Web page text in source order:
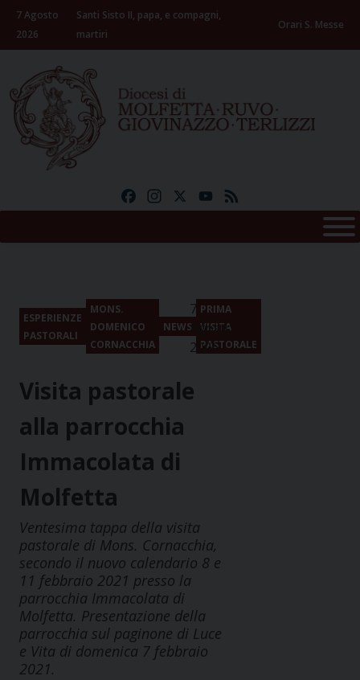
Skip
content
7 Agosto
2026
Santi Sisto II, papa, e compagni,
martiri
Orari S. Messe
FacebookInstagramYouTube
ESPERIENZE
PASTORALI
MONS.
DOMENICO
CORNACCHIA
NEWS
PRIMA
VISITA
PASTORALE
7
Agosto
2026
Visita pastorale
alla parrocchia
Immacolata di
Molfetta
Ventesima tappa della visita
pastorale di Mons. Cornacchia,
secondo il nuovo calendario 8 e
11 febbraio 2021 presso la
parrocchia Immacolata di
Molfetta. Presentazione della
parrocchia sul paginone di Luce
e Vita di domenica 7 febbraio
2021.